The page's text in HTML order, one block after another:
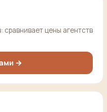
цены агентств
→